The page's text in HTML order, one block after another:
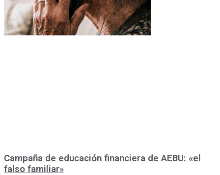
Campaña de educación financiera de AEBU: «el
falso familiar»